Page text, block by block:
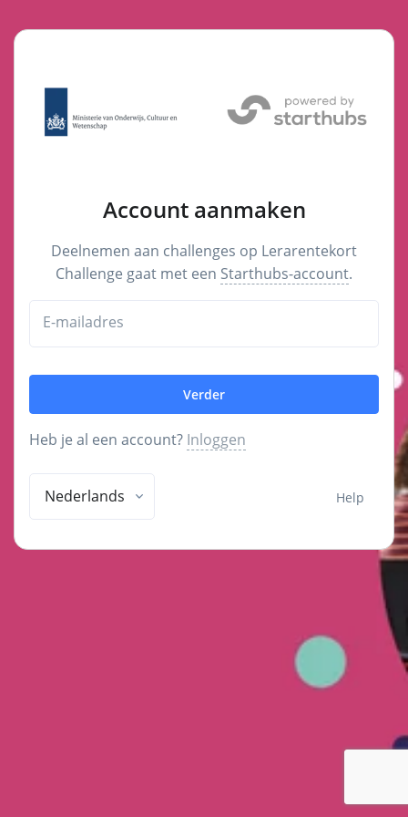
Account aanmaken
Deelnemen aan challenges op Lerarentekort
Challenge gaat met een Starthubs-account.
E-mailadres
Verder
Heb je al een account? Inloggen
Nederlands Help